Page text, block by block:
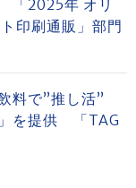
「2025年 オリ
印刷通販」部門
料で”推し活”
を提供 「TAG